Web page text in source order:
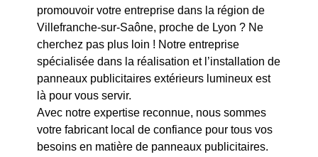
promouvoir votre entreprise dans la région de
Villefranche-sur-Saône, proche de Lyon ? Ne
cherchez pas plus loin ! Notre entreprise
spécialisée dans la réalisation et l’installation de
panneaux publicitaires extérieurs lumineux est
là pour vous servir.
Avec notre expertise reconnue, nous sommes
votre fabricant local de confiance pour tous vos
besoins en matière de panneaux publicitaires.